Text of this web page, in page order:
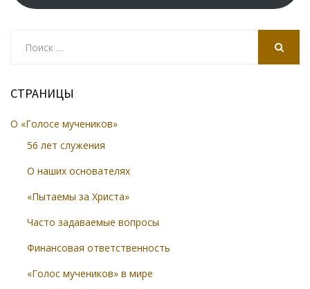
СТРАНИЦЫ
О «Голосе мучеников»
56 лет служения
О наших основателях
«Пытаемы за Христа»
Часто задаваемые вопросы
Финансовая ответственность
«Голос мучеников» в мире